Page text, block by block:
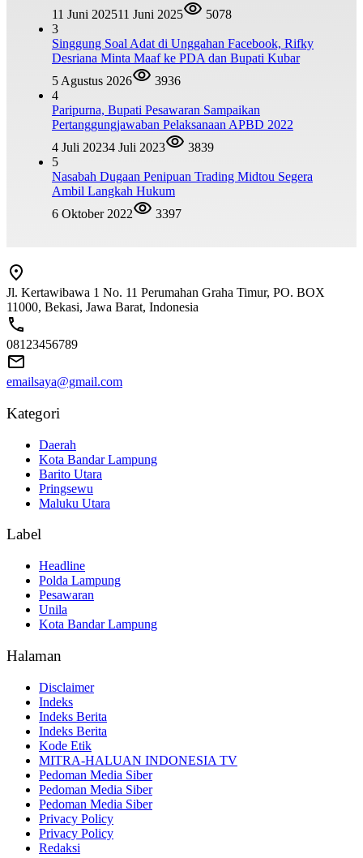
11 Juni 202511 Juni 2025
5078
3
Singgung Soal Adat di Unggahan Facebook, Rifky
Desriana Minta Maaf ke PDA dan Bupati Kubar
5 Agustus 2026
3936
4
Paripurna, Bupati Pesawaran Sampaikan
Pertanggungjawaban Pelaksanaan APBD 2022
4 Juli 20234 Juli 2023
3839
5
Nasabah Dugaan Penipuan Trading Midtou Segera
Ambil Langkah Hukum
6 Oktober 2022
3397
Jl. Kertawibawa 1 No. 11 Perumahan Graha Timur, PO. BOX
11000, Bekasi, Jawa Barat, Indonesia
08123456789
emailsaya@gmail.com
Kategori
Daerah
Kota Bandar Lampung
Barito Utara
Pringsewu
Maluku Utara
Label
Headline
Polda Lampung
Pesawaran
Unila
Kota Bandar Lampung
Halaman
Disclaimer
Indeks
Indeks Berita
Indeks Berita
Kode Etik
MITRA-HALUAN INDONESIA TV
Pedoman Media Siber
Pedoman Media Siber
Pedoman Media Siber
Privacy Policy
Privacy Policy
Redaksi